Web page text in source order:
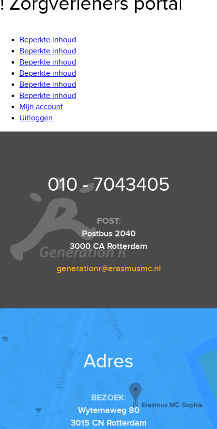
Beperkte inhoud
Beperkte inhoud
Beperkte inhoud
Beperkte inhoud
Beperkte inhoud
Beperkte inhoud
Mijn account
Uitloggen
010 - 7043405
POST:
Postbus 2040
3000 CA Rotterdam
generationr@erasmusmc.nl
Adres
BEZOEK:
Wytemaweg 80
3015 CN Rotterdam